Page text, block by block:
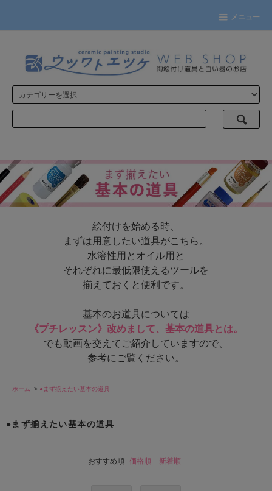
メニュー
絵付けを始める時、
まずは用意したい道具がこちら。
水溶性用とオイル用と
それぞれに最低限使えるツールを
揃えておくと便利です。
基本のお道具については
《プチレッスン》改めまして、基本の道具とは。
でも動画を交えてご紹介していますので、
参考にご覧ください。
ホーム > ●まず揃えたい基本の道具
●まず揃えたい基本の道具
おすすめ順 価格順 新着順